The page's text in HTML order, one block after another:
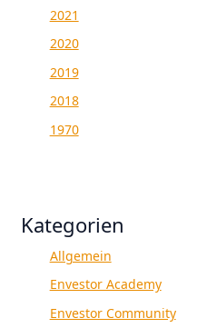
2021
2020
2019
2018
1970
Kategorien
Allgemein
Envestor Academy
Envestor Community